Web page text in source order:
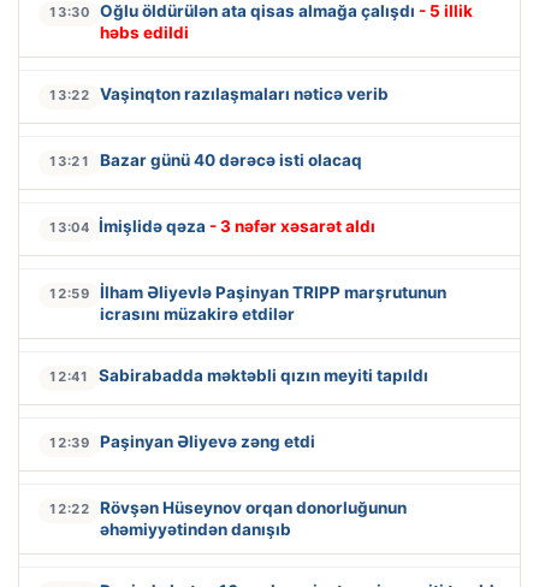
13:30 Oğlu öldürülən ata qisas almağa çalışdı - 5 illik
həbs edildi
13:22 Vaşinqton razılaşmaları nəticə verib
13:21 Bazar günü 40 dərəcə isti olacaq
13:04 İmişlidə qəza - 3 nəfər xəsarət aldı
12:59
İlham Əliyevlə Paşinyan TRIPP marşrutunun
icrasını müzakirə etdilər
12:41 Sabirabadda məktəbli qızın meyiti tapıldı
12:39 Paşinyan Əliyevə zəng etdi
12:22
Rövşən Hüseynov orqan donorluğunun
əhəmiyyətindən danışıb